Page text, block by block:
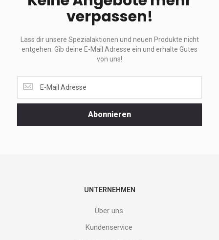
verpassen!
Lass dir unsere Spezialaktionen und neuen Produkte nicht
entgehen. Gib deine E-Mail Adresse ein und erhalte Gutes
von uns!
dir
unsere
Abonnieren
UNTERNEHMEN
Über uns
Kundenservice